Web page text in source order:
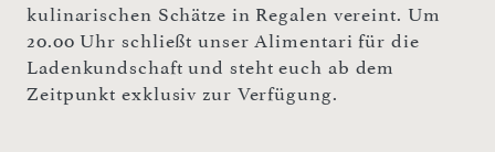
kulinarischen Schätze in Regalen vereint. Um
20.00 Uhr schließt unser Alimentari für die
Ladenkundschaft und steht euch ab dem
Zeitpunkt exklusiv zur Verfügung.